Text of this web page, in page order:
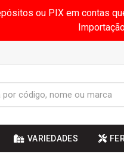
ou PIX em contas
VARIEDADES